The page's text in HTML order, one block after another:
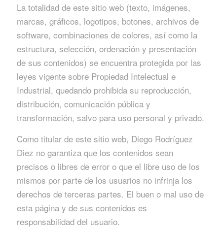
La totalidad de este sitio web (texto, imágenes,
marcas, gráficos, logotipos, botones, archivos de
software, combinaciones de colores, así como la
estructura, selección, ordenación y presentación
de sus contenidos) se encuentra protegida por las
leyes vigente sobre Propiedad Intelectual e
Industrial, quedando prohibida su reproducción,
distribución, comunicación pública y
transformación, salvo para uso personal y privado.
Como titular de este sitio web, Diego Rodríguez
Diez no garantiza que los contenidos sean
precisos o libres de error o que el libre uso de los
mismos por parte de los usuarios no infrinja los
derechos de terceras partes. El buen o mal uso de
esta página y de sus contenidos es
responsabilidad del usuario.